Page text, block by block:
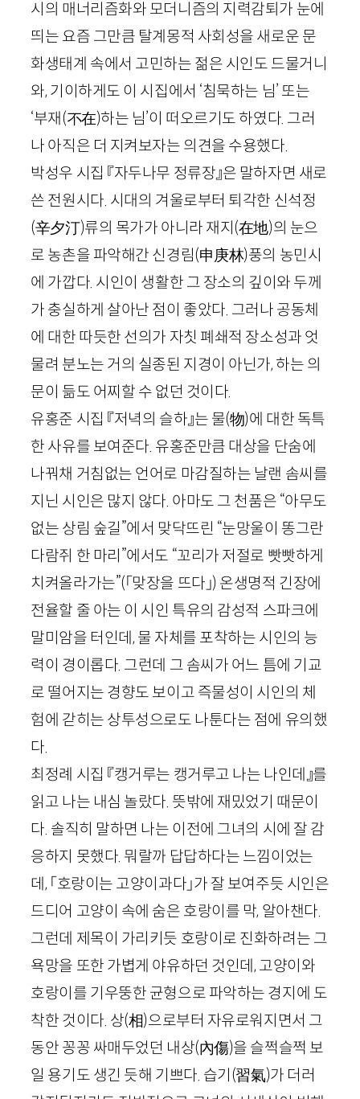
시의 매너리즘화와 모더니즘의 지력감퇴가 눈에
띄는 요즘 그만큼 탈계몽적 사회성을 새로운 문
화생태계 속에서 고민하는 젊은 시인도 드물거니
와, 기이하게도 이 시집에서 ‘침묵하는 님’ 또는
‘부재(不在)하는 님’이 떠오르기도 하였다. 그러
나 아직은 더 지켜보자는 의견을 수용했다.
박성우 시집 『자두나무 정류장』은 말하자면 새로
쓴 전원시다. 시대의 겨울로부터 퇴각한 신석정
(辛夕汀)류의 목가가 아니라 재지(在地)의 눈으
로 농촌을 파악해간 신경림(申庚林)풍의 농민시
에 가깝다. 시인이 생활한 그 장소의 깊이와 두께
가 충실하게 살아난 점이 좋았다. 그러나 공동체
에 대한 따듯한 선의가 자칫 폐쇄적 장소성과 엇
물려 분노는 거의 실종된 지경이 아닌가, 하는 의
문이 듦도 어찌할 수 없던 것이다.
유홍준 시집 『저녁의 슬하』는 물(物)에 대한 독특
한 사유를 보여준다. 유홍준만큼 대상을 단숨에
나꿔채 거침없는 언어로 마감질하는 날랜 솜씨를
지닌 시인은 많지 않다. 아마도 그 천품은 “아무도
없는 상림 숲길”에서 맞닥뜨린 “눈망울이 똥그란
다람쥐 한 마리”에서도 “꼬리가 저절로 빳빳하게
치켜올라가는”(「맞장을 뜨다」) 온생명적 긴장에
전율할 줄 아는 이 시인 특유의 감성적 스파크에
말미암을 터인데, 물 자체를 포착하는 시인의 능
력이 경이롭다. 그런데 그 솜씨가 어느 틈에 기교
로 떨어지는 경향도 보이고 즉물성이 시인의 체
험에 갇히는 상투성으로도 나툰다는 점에 유의했
다.
최정례 시집 『캥거루는 캥거루고 나는 나인데』를
읽고 나는 내심 놀랐다. 뜻밖에 재밌었기 때문이
다. 솔직히 말하면 나는 이전에 그녀의 시에 잘 감
응하지 못했다. 뭐랄까 답답하다는 느낌이었는
데, 「호랑이는 고양이과다」가 잘 보여주듯 시인은
드디어 고양이 속에 숨은 호랑이를 막, 알아챈다.
그런데 제목이 가리키듯 호랑이로 진화하려는 그
욕망을 또한 가볍게 야유하던 것인데, 고양이와
호랑이를 기우뚱한 균형으로 파악하는 경지에 도
착한 것이다. 상(相)으로부터 자유로워지면서 그
동안 꽁꽁 싸매두었던 내상(內傷)을 슬쩍슬쩍 보
일 용기도 생긴 듯해 기쁘다. 습기(習氣)가 더러